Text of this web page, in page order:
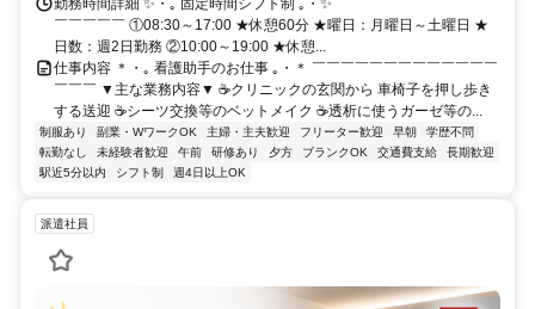
勤務時間詳細 ✨・｡ 固定時間シフト制 ｡・✨ ￣￣￣￣￣￣￣￣￣￣￣
￣￣￣￣￣ ①08:30～17:00 ★休憩60分 ★曜日：月曜日～土曜日 ★
日数：週2日勤務 ②10:00～19:00 ★休憩...
仕事内容 ＊・｡ 看護助手のお仕事 ｡・＊ ￣￣￣￣￣￣￣￣￣￣￣￣￣
￣￣￣ ▼主な業務内容▼ ☕クリニックの玄関から 車椅子を押し歩き
する送迎 ☕シーツ交換等のベットメイク ☕透析に使うガーゼ等の...
制服あり 副業・WワークOK 主婦・主夫歓迎 フリーター歓迎 早朝
学歴不問
転勤なし
未経験者歓迎 午前 研修あり 夕方 ブランクOK 交通費支給
長期歓迎
駅近5分以内
シフト制 週4日以上OK
派遣社員